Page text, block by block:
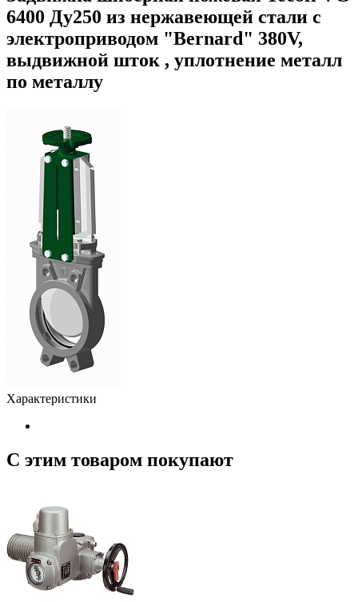
6400 Ду250 из нержавеющей стали с
электроприводом "Bernard" 380V,
выдвижной шток , уплотнение металл
по металлу
Характеристики
С этим товаром покупают